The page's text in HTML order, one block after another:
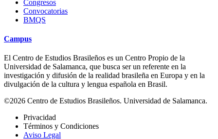
Congresos
Convocatorias
BMQS
Campus
El Centro de Estudios Brasileños es un Centro Propio de la
Universidad de Salamanca, que busca ser un referente en la
investigación y difusión de la realidad brasileña en Europa y en la
divulgación de la cultura y lengua española en Brasil.
©2026 Centro de Estudios Brasileños. Universidad de Salamanca.
Privacidad
Términos y Condiciones
Aviso Legal